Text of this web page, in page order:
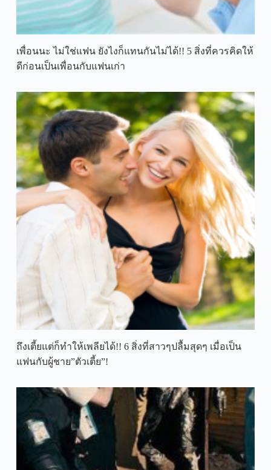
เพื่อนนะ ไม่ใช่แฟน ยังไงก็แทนกันไม่ได้!! 5 สิ่งที่ควรคิดให้
ดีก่อนเป็นเพื่อนกับแฟนเก่า
ถึงเตี้ยแต่ก็ทำให้เพลียได้!! 6 สิ่งที่สาวๆปลื้มสุดๆ เมื่อเป็น
แฟนกับผู้ชาย”ตัวเตี้ย”!